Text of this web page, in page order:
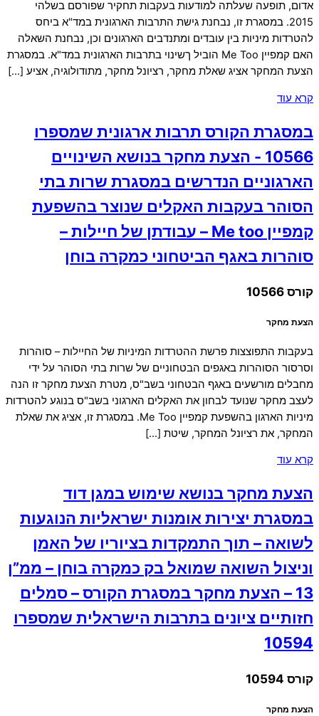
אדום, תופעה שעלתה למודעות בעקבות תחקיר שפורסם בשלהי
2015. במסגרת זו, נבחנת גישת התרבות הארגונית במד"א ביחס
להטרדות מיניות בין עובדים ומתנדבים הארגונים וכן, נבחנת השאלה
האם קמפיין Me Too הוביל ךשינוי בתרבות הארגונית במד"א. במסגרת
הצעת המחקר אציג שאלת מחקר, רציונל מחקר, מתודולוגיה, אציע […]
קרא עוד
במסגרת הקורס תרבות ארגונית שמספרו
10566 - הצעת מחקר בנושא השינויים
הארגוניים הנדרשים במסגרת שרות בתי
הסוהר בעקבות האקלים שנוצר בהשפעת
קמפיין Me too – עבודתן של חיילות –
סוהרות באגף הביטחוני כמקרה בוחן
קורס 10566
הצעת מחקר
בעקבות התפוצצות פרשת ההטרדות המיניות של החיילות – סוהרות
וסרסור הסוהרות באגפים הבטחוניים של שרות בתי הסוהר על ידי
מחבלים מורשעים באגף הבטחוני בשב"ס, מטרת הצעת מחקר זו הנה
לעצב מחקר שנועד לבחון את האקלים הארגוני בשב"ס בנוגע להטרדות
מיניות הארגון בהשפעת קמפיין Me Too. במסגרת זו, אציג את שאלת
המחקר, את רציונל המחקר, שיטת […]
קרא עוד
הצעת מחקר בנושא שימוש במגן דוד
במסגרת יצירות אומנות ישראליות הנוגעות
לשואה – תוך התמקדות בציוריו של האמן
וניצול השואה שמואל בק כמקרה בוחן – ממ”ן
13 – הצעת מחקר במסגרת הקורס – סמלים
חזותיים ציונים בתרבות הישראלית שמספרו
10594
קורס 10594
הצעת מחקר